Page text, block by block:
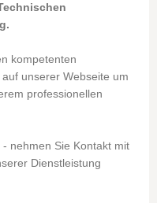
kompetenten
unserer Webseite um
professionellen
nehmen Sie Kontakt mit
Dienstleistung